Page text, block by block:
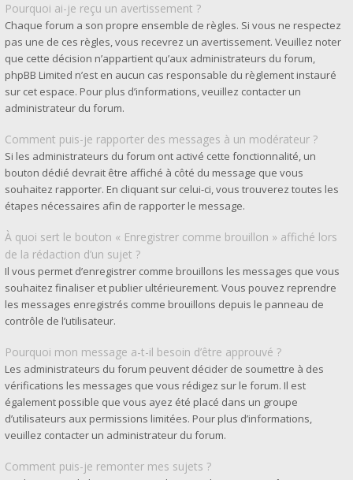
Pourquoi ai-je reçu un avertissement ?
Chaque forum a son propre ensemble de règles. Si vous ne respectez
pas une de ces règles, vous recevrez un avertissement. Veuillez noter
que cette décision n’appartient qu’aux administrateurs du forum,
phpBB Limited n’est en aucun cas responsable du règlement instauré
sur cet espace. Pour plus d’informations, veuillez contacter un
administrateur du forum.
Comment puis-je rapporter des messages à un modérateur ?
Si les administrateurs du forum ont activé cette fonctionnalité, un
bouton dédié devrait être affiché à côté du message que vous
souhaitez rapporter. En cliquant sur celui-ci, vous trouverez toutes les
étapes nécessaires afin de rapporter le message.
À quoi sert le bouton « Enregistrer comme brouillon » affiché lors
de la rédaction d’un sujet ?
Il vous permet d’enregistrer comme brouillons les messages que vous
souhaitez finaliser et publier ultérieurement. Vous pouvez reprendre
les messages enregistrés comme brouillons depuis le panneau de
contrôle de l’utilisateur.
Pourquoi mon message a-t-il besoin d’être approuvé ?
Les administrateurs du forum peuvent décider de soumettre à des
vérifications les messages que vous rédigez sur le forum. Il est
également possible que vous ayez été placé dans un groupe
d’utilisateurs aux permissions limitées. Pour plus d’informations,
veuillez contacter un administrateur du forum.
Comment puis-je remonter mes sujets ?